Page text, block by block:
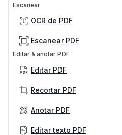
Escanear
OCR de PDF
Escanear PDF
Editar & anotar PDF
Editar PDF
Recortar PDF
Anotar PDF
Editar texto PDF